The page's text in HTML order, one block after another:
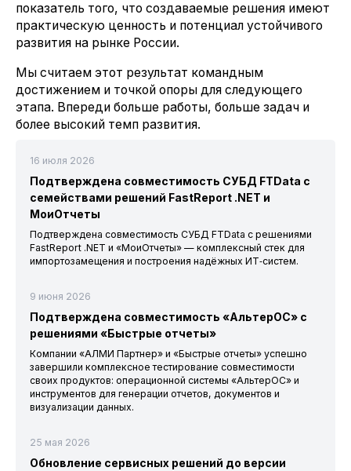
показатель того, что создаваемые решения имеют
практическую ценность и потенциал устойчивого
развития на рынке России.
Мы считаем этот результат командным
достижением и точкой опоры для следующего
этапа. Впереди больше работы, больше задач и
более высокий темп развития.
16 июля 2026
Подтверждена совместимость СУБД FTData с
семействами решений FastReport .NET и
МоиОтчеты
Подтверждена совместимость СУБД FTData с решениями
FastReport .NET и «МоиОтчеты» — комплексный стек для
импортозамещения и построения надёжных ИТ‑систем.
9 июня 2026
Подтверждена совместимость «АльтерОС» с
решениями «Быстрые отчеты»
Компании «АЛМИ Партнер» и «Быстрые отчеты» успешно
завершили комплексное тестирование совместимости
своих продуктов: операционной системы «АльтерОС» и
инструментов для генерации отчетов, документов и
визуализации данных.
25 мая 2026
Обновление сервисных решений до версии